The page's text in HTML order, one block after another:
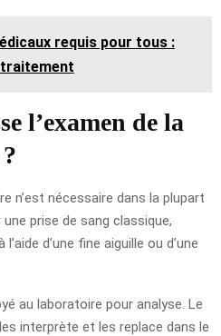
requis pour tous :
l’examen de la
n’est nécessaire dans la plupart
prise de sang classique,
d’une fine aiguille ou d’une
au laboratoire pour analyse. Le
interprète et les replace dans le